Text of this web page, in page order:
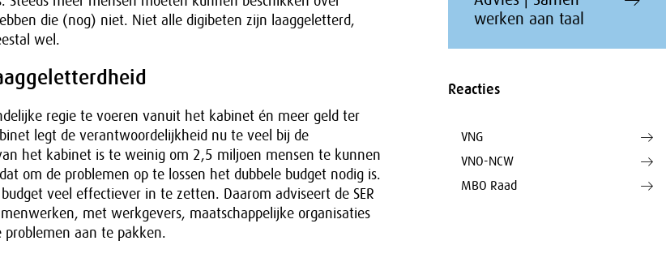
die (nog) niet. Niet alle digibeten zijn laaggeletterd,
wel.
regie te voeren vanuit het kabinet én meer geld ter
legt de verantwoordelijkheid nu te veel bij de
het kabinet is te weinig om 2,5 miljoen mensen te kunnen
om de problemen op te lossen het dubbele budget nodig is.
veel effectiever in te zetten. Daarom adviseert de SER
met werkgevers, maatschappelijke organisaties
problemen aan te pakken.
werken aan taal
Reacties
VNG
VNO-NCW
MBO Raad